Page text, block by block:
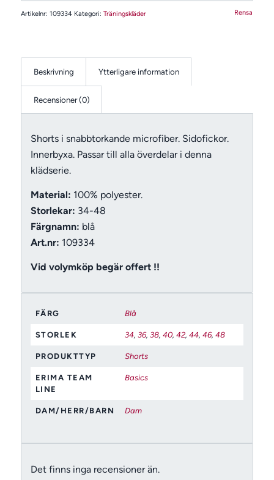
Rensa
Artikelnr: 109334 Kategori: Träningskläder
Beskrivning Ytterligare information
Recensioner (0)
Shorts i snabbtorkande microfiber. Sidofickor.
Innerbyxa. Passar till alla överdelar i denna
klädserie.
Material: 100% polyester.
Storlekar: 34-48
Färgnamn: blå
Art.nr: 109334
Vid volymköp begär offert !!
FÄRG Blå
STORLEK 34, 36, 38, 40, 42, 44, 46, 48
PRODUKTTYP Shorts
ERIMA TEAM
LINE
Basics
DAM/HERR/BARN Dam
Det finns inga recensioner än.